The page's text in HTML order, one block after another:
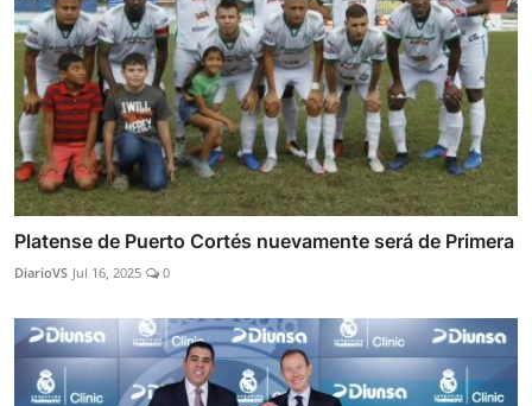
Platense de Puerto Cortés nuevamente será de Primera
DiarioVS Jul 16, 2025 0